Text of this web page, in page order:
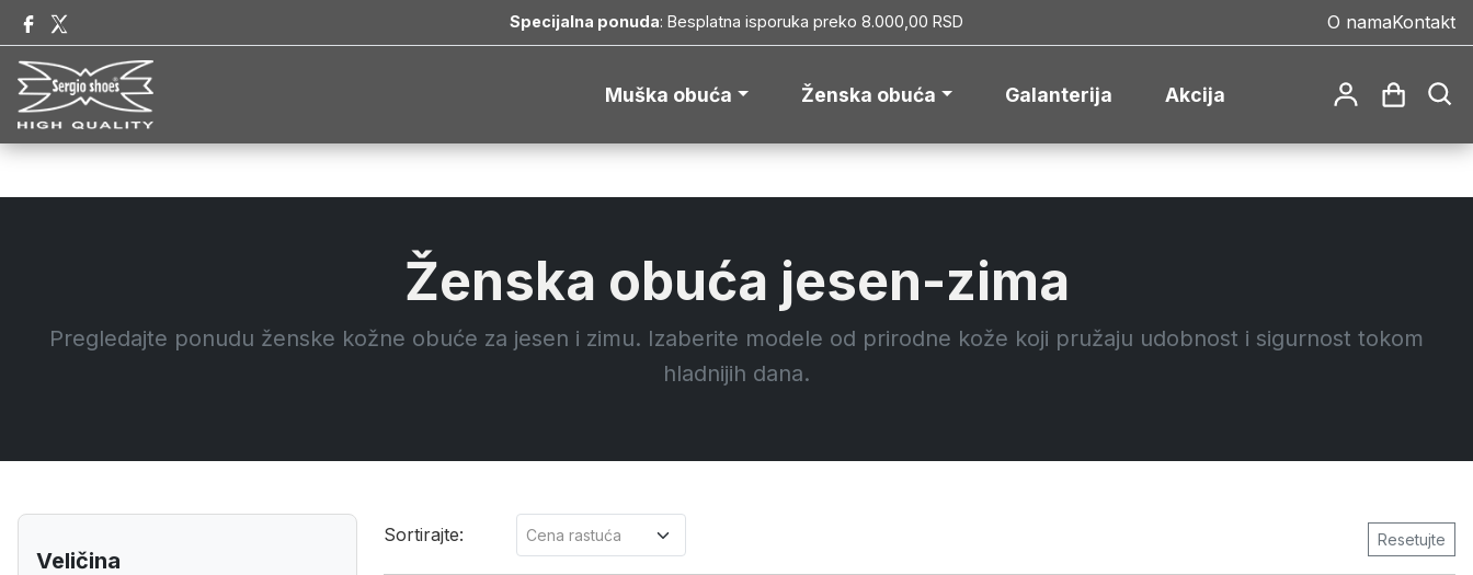
Specijalna ponuda: Besplatna isporuka preko 8.000,00 RSD O namaKontakt
Muška obuća Ženska obuća Galanterija Akcija
Ženska obuća jesen-zima
Pregledajte ponudu ženske kožne obuće za jesen i zimu. Izaberite modele od prirodne kože koji pružaju udobnost i sigurnost tokom
hladnijih dana.
Veličina
Sortirajte: Resetujte